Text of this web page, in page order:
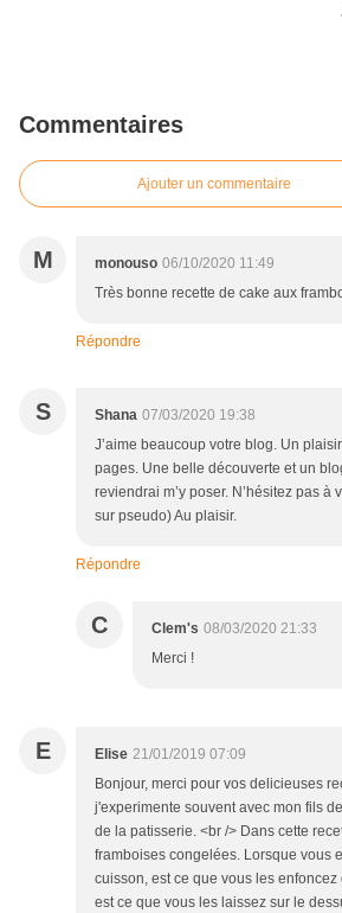
Commentaires
Ajouter un commentaire
M monouso 06/10/2020 11:49
Très bonne recette de cake aux
Répondre
S Shana 07/03/2020 19:38
J’aime beaucoup votre blog. Un
pages. Une belle découverte et un
reviendrai m’y poser. N’hésitez pas à
sur pseudo) Au plaisir.
Répondre
C Clem's 08/03/2020 21:33
Merci !
E Elise 21/01/2019 07:09
Bonjour, merci pour vos delicieuses
j'experimente souvent avec mon fils
de la patisserie. <br /> Dans cette
framboises congelées. Lorsque vous
cuisson, est ce que vous les
est ce que vous les laissez sur le